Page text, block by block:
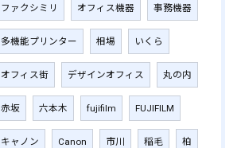
ファクシミリ オフィス機器 事務機器
多機能プリンター 相場 いくら
オフィス街 デザインオフィス 丸の内
赤坂 六本木 fujifilm ‎FUJIFILM
キャノン Canon 市川 稲毛 柏